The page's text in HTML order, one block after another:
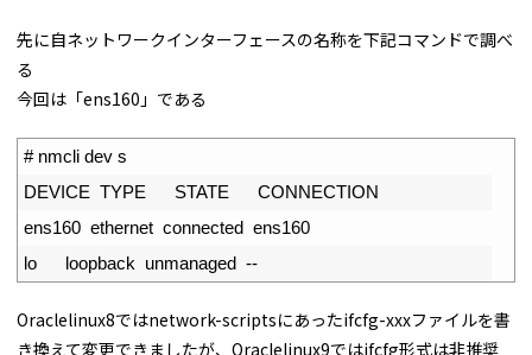
先に自ネットワークインターフェースの名称を下記コマンドで調べ
る
今回は「ens160」である
# nmcli dev s
DEVICE TYPE STATE CONNECTION
ens160 ethernet connected ens160
lo loopback unmanaged --
Oraclelinux8ではnetwork-scriptsにあったifcfg-xxxファイルを書
き換えて変更できましたが、Oraclelinux9ではifcfg形式は非推奨